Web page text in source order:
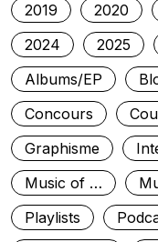
2019
2020
2024
2025
Albums/EP
Concours
Graphisme
Music of …
Playlists